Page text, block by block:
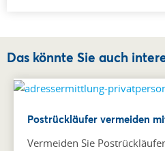
Das könnte Sie auch
Postrückläufer vermeiden
Vermeiden Sie